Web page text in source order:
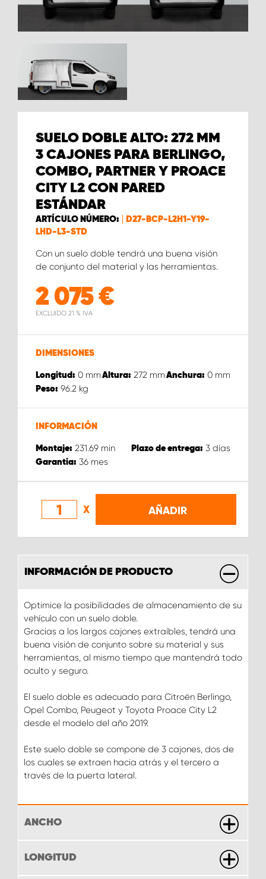
SUELO DOBLE ALTO: 272 MM
3 CAJONES PARA BERLINGO,
COMBO, PARTNER Y PROACE
CITY L2 CON PARED
ESTÁNDAR
ARTÍCULO NÚMERO:
D27-BCP-L2H1-Y19-
LHD-L3-STD
Con un suelo doble tendrá una buena visión
de conjunto del material y las herramientas.
2 075€
EXCLUIDO 21 % IVA
DIMENSIONES
Longitud: 0 mm Altura: 272 mm Anchura: 0 mm
Peso: 96.2 kg
INFORMACIÓN
Montaje: 231.69 min Plazo de entrega: 3 días
Garantia: 36 mes
X AÑADIR
INFORMACIÓN DE PRODUCTO
Optimice la posibilidades de almacenamiento de su
vehículo con un suelo doble.
Gracias a los largos cajones extraíbles, tendrá una
buena visión de conjunto sobre su material y sus
herramientas, al mismo tiempo que mantendrá todo
oculto y seguro.
El suelo doble es adecuado para Citroën Berlingo,
Opel Combo, Peugeot y Toyota Proace City L2
desde el modelo del año 2019.
Este suelo doble se compone de 3 cajones, dos de
los cuales se extraen hacia atrás y el tercero a
través de la puerta lateral.
ANCHO
LONGITUD